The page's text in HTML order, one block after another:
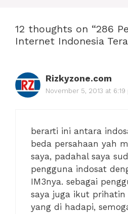
12 thoughts on “286
Internet Indonesia
Rizkyzone.com
November 5, 2013 at 6:19
berarti ini antara
beda persahaan yah
saya, padahal saya
pengguna indosat
IM3nya. sebagai
saya juga ikut prihatin
yang di hadapi,